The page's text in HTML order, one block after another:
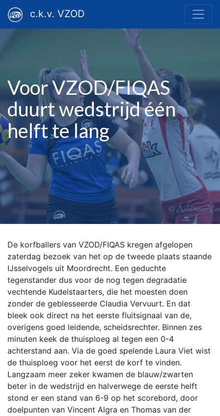
c.k.v. VZOD
Voor VZOD/FIQAS
duurt wedstrijd één
helft te lang
De korfballers van VZOD/FIQAS kregen afgelopen
zaterdag bezoek van het op de tweede plaats staande
IJsselvogels uit Moordrecht. Een geduchte
tegenstander dus voor de nog tegen degradatie
vechtende Kudelstaarters, die het moesten doen
zonder de geblesseerde Claudia Vervuurt. En dat
bleek ook direct na het eerste fluitsignaal van de,
overigens goed leidende, scheidsrechter. Binnen zes
minuten keek de thuisploeg al tegen een 0-4
achterstand aan. Via de goed spelende Laura Viet wist
de thuisploeg voor het eerst de korf te vinden.
Langzaam meer zeker kwamen de blauw/zwarten
beter in de wedstrijd en halverwege de eerste helft
stond er een stand van 6-9 op het scorebord, door
doelpunten van Vincent Algra en Thomas van der